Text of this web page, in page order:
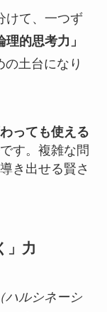
けて、一つず
理的思考力」
土台になり
っても使える
す。複雑な問
き出せる賢さ
」力
ハルシネーシ